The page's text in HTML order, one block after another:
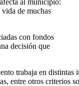
de muchas
con fondos
decisión que
trabaja en
entre otros criterios